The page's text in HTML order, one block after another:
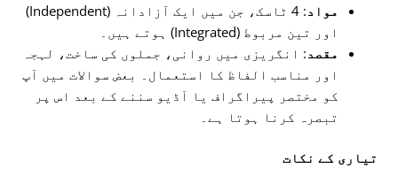
مواد
: 4 ٹاسک، جن میں ایک آزادانہ (Independent)
اور تین مربوط (Integrated) ہوتے ہیں۔
مقصد: انگریزی میں روانی، جملوں کی ساخت، لہجہ
اور مناسب الفاظ کا استعمال۔ بعض سوالات میں آپ
کو مختصر پیراگراف یا آڈیو سننے کے بعد اس پر
تبصرہ کرنا ہوتا ہے۔
تیاری کے نکات